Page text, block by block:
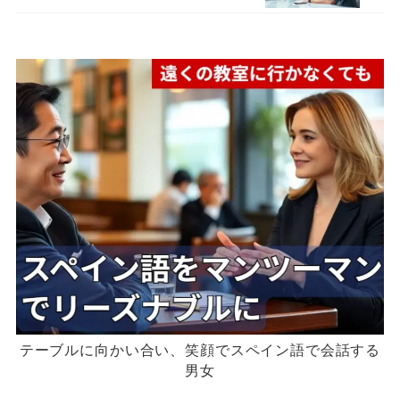
テーブルに向かい合い、笑顔でスペイン語で会話する
男女